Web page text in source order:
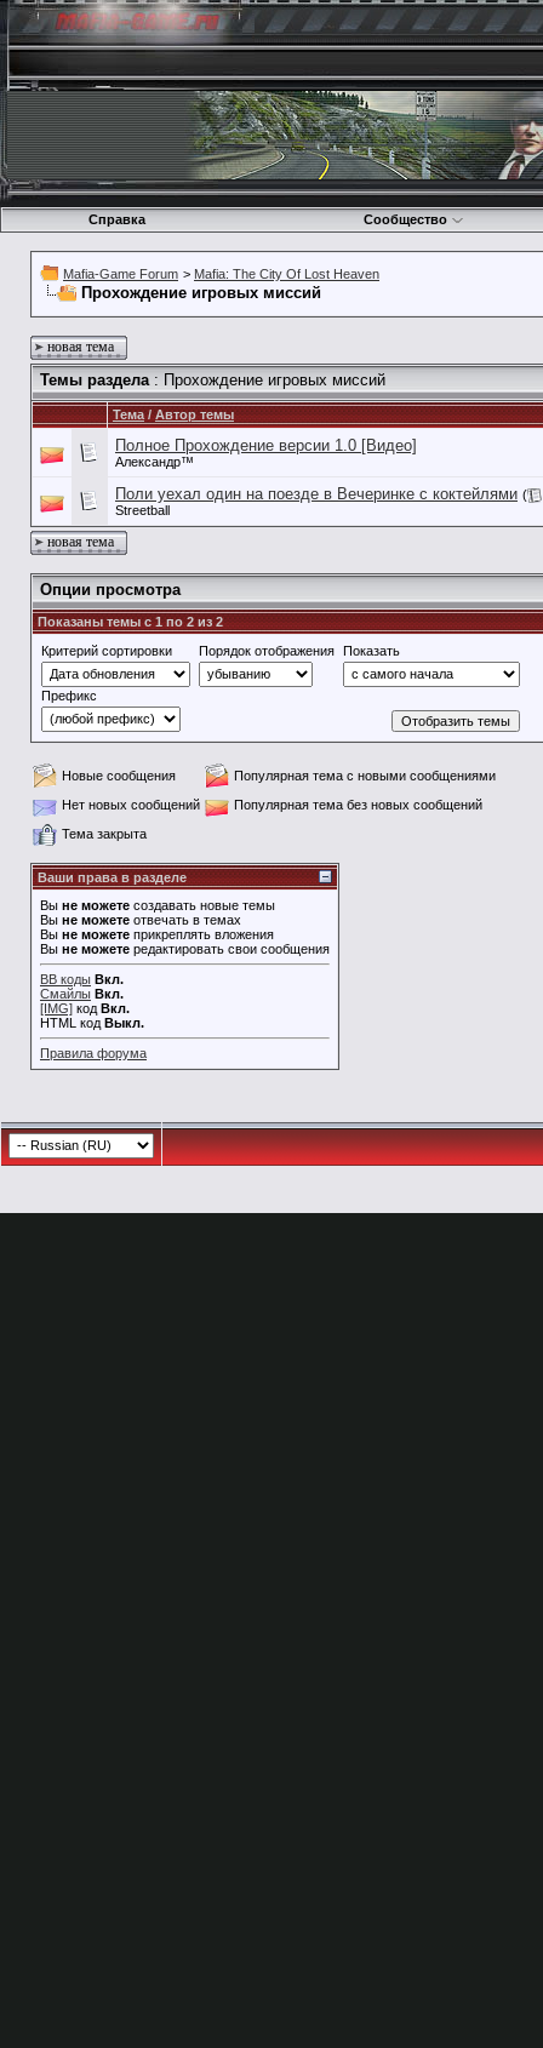
Справка Сообщество
Mafia-Game Forum > Mafia: The City Of Lost Heaven
Прохождение игровых миссий
новая тема
Темы раздела: Прохождение игровых миссий
Тема/Автор темы
Полное Прохождение версии 1.0 [Видео]
Александр™
Поли уехал один на поезде в Вечеринке с коктейлями (
Streetball
новая тема
Опции просмотра
Показаны темы с 1 по 2 из 2
Критерий сортировки
Порядок отображения Показать
Префикс
Новые сообщения
Популярная тема с новыми сообщениями
Нет новых сообщений
Популярная тема без новых сообщений
Тема закрыта
Ваши права в разделе
Вы не можете создавать новые темы
Вы не можете отвечать в темах
Вы не можете прикреплять вложения
Вы не можете редактировать свои сообщения
BB коды Вкл.
Смайлы Вкл.
[IMG] код Вкл.
HTML код Выкл.
Правила форума